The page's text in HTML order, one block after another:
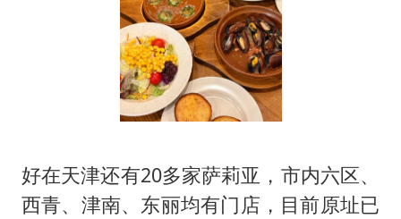
好在天津还有20多家萨莉亚，市内六区、
西青、津南、东丽均有门店，目前原址已